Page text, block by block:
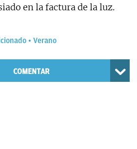
en la factura de la luz.
Verano
COMENTAR